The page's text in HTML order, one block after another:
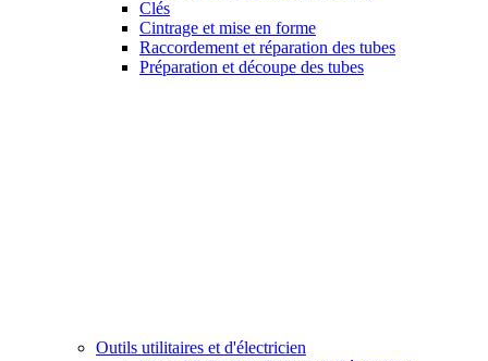
Clés
Cintrage et mise en forme
Raccordement et réparation des tubes
Préparation et découpe des tubes
Outils utilitaires et d'électricien